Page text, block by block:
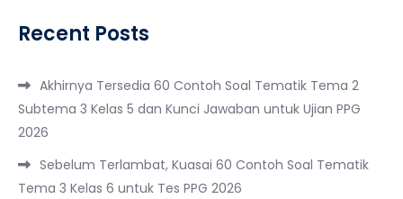
Recent Posts
Akhirnya Tersedia 60 Contoh Soal Tematik Tema 2
Subtema 3 Kelas 5 dan Kunci Jawaban untuk Ujian PPG
2026
Sebelum Terlambat, Kuasai 60 Contoh Soal Tematik
Tema 3 Kelas 6 untuk Tes PPG 2026